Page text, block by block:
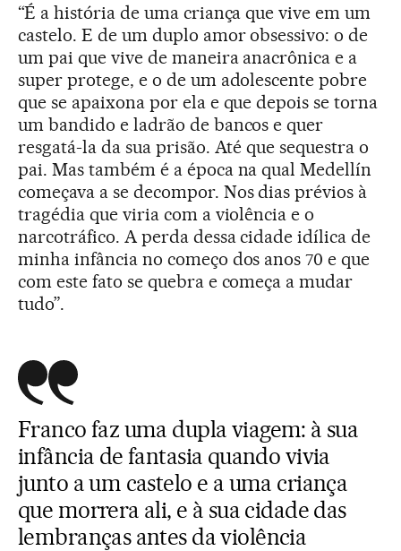
“É a história de uma criança que vive em um
castelo. E de um duplo amor obsessivo: o de
um pai que vive de maneira anacrônica e a
super protege, e o de um adolescente pobre
que se apaixona por ela e que depois se torna
um bandido e ladrão de bancos e quer
resgatá-la da sua prisão. Até que sequestra o
pai. Mas também é a época na qual Medellín
começava a se decompor. Nos dias prévios à
tragédia que viria com a violência e o
narcotráfico. A perda dessa cidade idílica de
minha infância no começo dos anos 70 e que
com este fato se quebra e começa a mudar
tudo”.
Franco faz uma dupla viagem: à sua
infância de fantasia quando vivia
junto a um castelo e a uma criança
que morrera ali, e à sua cidade das
lembranças antes da violência